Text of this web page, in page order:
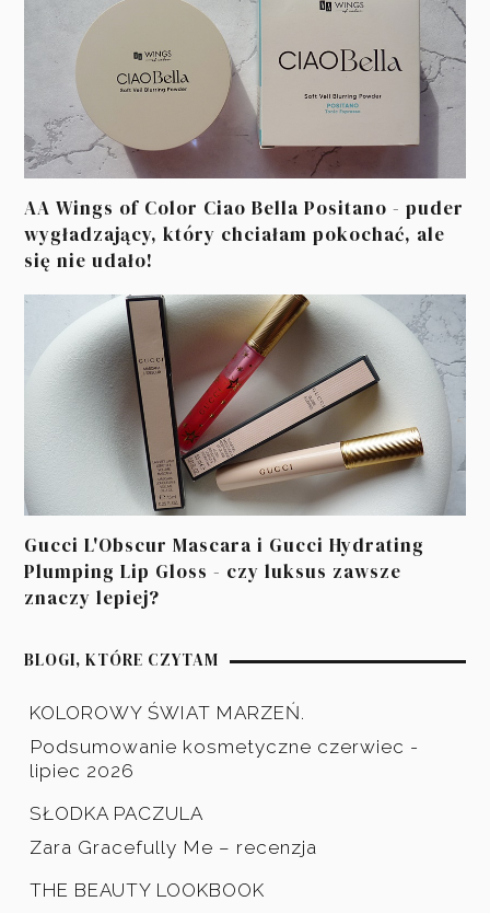
AA Wings of Color Ciao Bella Positano - puder
wygładzający, który chciałam pokochać, ale
się nie udało!
Gucci L'Obscur Mascara i Gucci Hydrating
Plumping Lip Gloss - czy luksus zawsze
znaczy lepiej?
BLOGI, KTÓRE CZYTAM
KOLOROWY ŚWIAT MARZEŃ.
Podsumowanie kosmetyczne czerwiec -
lipiec 2026
SŁODKA PACZULA
Zara Gracefully Me – recenzja
THE BEAUTY LOOKBOOK